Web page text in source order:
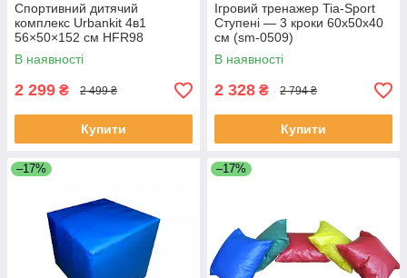
Спортивний дитячий
комплекс Urbankit 4в1
56×50×152 см HFR98
В наявності
2 299 ₴ 2 499 ₴
Купити
Ігровий тренажер Tia-Sport
Ступені — 3 кроки 60х50х40
см (sm-0509)
В наявності
2 328 ₴ 2 794 ₴
Купити
–17% –17%